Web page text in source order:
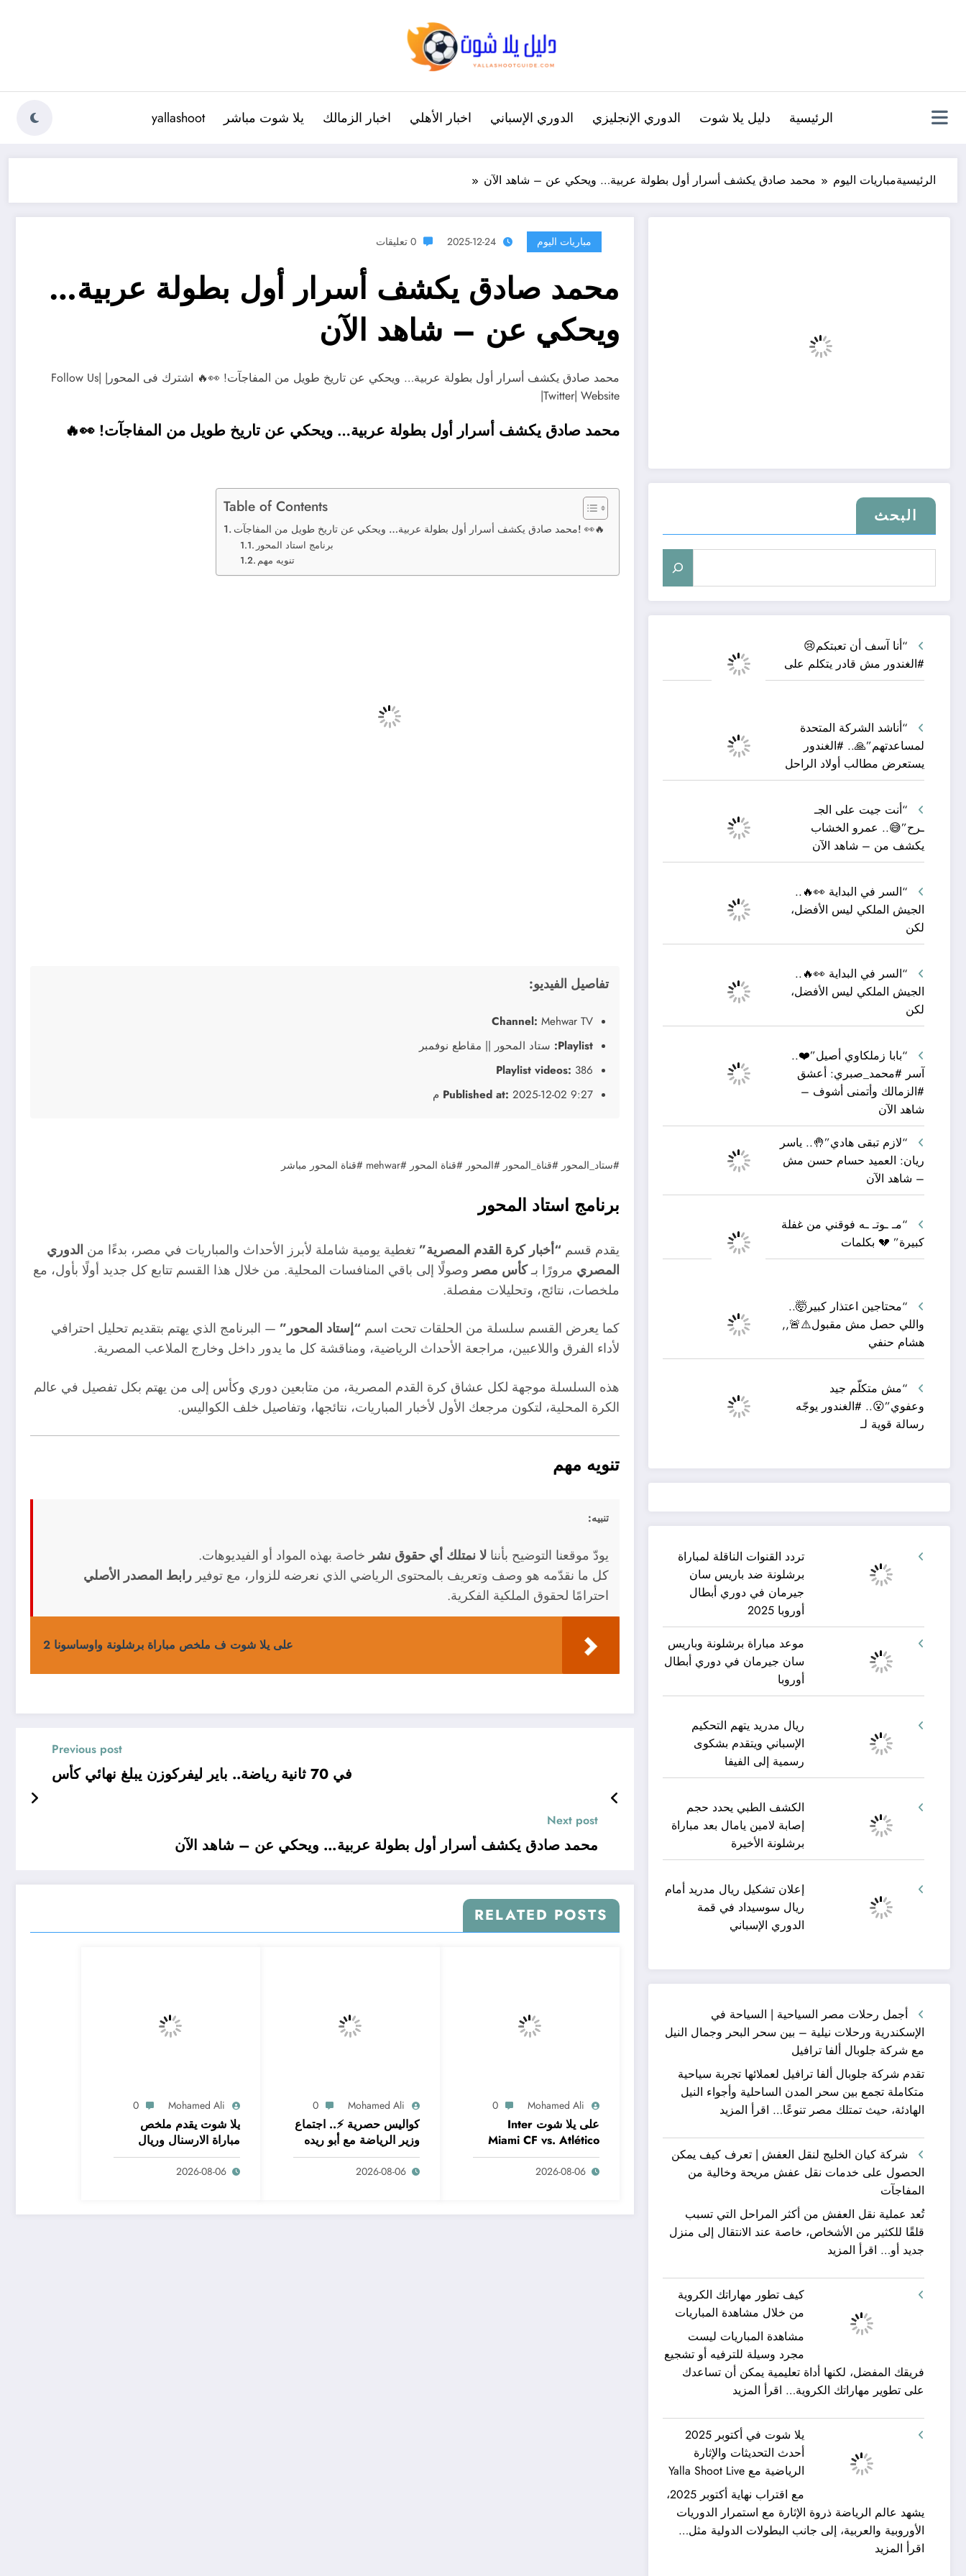
الرئيسية دليل يلا شوت الدوري الإنجليزي الدوري الإسباني اخبار الأهلي اخبار الزمالك يلا شوت مباشر yallashoot
الرئيسيةمباريات اليوم محمد صادق يكشف أسرار أول بطولة عربية… ويحكي عن – شاهد الآن
البحث
“أنا آسف أن تعبتكم😢
#الغندور مش قادر يتكلم على
“أناشد الشركة المتحدة
لمساعدتهم”🙏.. #الغندور
يستعرض مطالب أولاد الراحل
“أنت جيت على الجـ
ـرح”😅.. عمرو الخشاب
يكشف من – شاهد الآن
“السر في البداية 👀🔥..
الجيش الملكي ليس الأفضل،
لكن
“السر في البداية 👀🔥..
الجيش الملكي ليس الأفضل،
لكن
“بابا زملكاوي أصيل”❤️..
آسر #محمد_صبري: أعشق
#الزمالك وأتمنى أشوف –
شاهد الآن
“لازم تبقى هادي”🤚.. ياسر
ريان: العميد حسام حسن مش
– شاهد الآن
“مـ ـوتـ ـه فوقني من غفلة
كبيرة” 💔 بكلمات
“محتاجين اعتذار كبير🤯..
واللي حصل مش مقبول⚠️🚨,,
هشام حنفي
“مش متكلّم جيد
وعفوي”😮.. #الغندور يوجّه
رسالة قوية لـ
تردد القنوات الناقلة لمباراة
برشلونة ضد باريس سان
جيرمان في دوري أبطال
أوروبا 2025
موعد مباراة برشلونة وباريس
سان جيرمان في دوري أبطال
أوروبا
ريال مدريد يتهم التحكيم
الإسباني ويتقدم بشكوى
رسمية إلى الفيفا
الكشف الطبي يحدد حجم
إصابة لامين يامال بعد مباراة
برشلونة الأخيرة
إعلان تشكيل ريال مدريد أمام
ريال سوسيداد في قمة
الدوري الإسباني
أجمل رحلات مصر السياحية | السياحة في
الإسكندرية ورحلات نيلية – بين سحر البحر وجمال النيل
مع شركة جلوبال ألفا ترافيل
تقدم شركة جلوبال ألفا ترافيل لعملائها تجربة سياحية
متكاملة تجمع بين سحر المدن الساحلية وأجواء النيل
الهادئة، حيث تمتلك مصر تنوعًا… اقرأ المزيد
مصر
السياحية
السياحة
في
نيلية
–
سحر
البحر
وجمال
مع
شركة
جلوبال
ألفا
ترافيل
شركة كيان الخليج لنقل العفش | تعرف كيف يمكن
الحصول على خدمات نقل عفش مريحة وخالية من
المفاجآت
تُعد عملية نقل العفش من أكثر المراحل التي تسبب
قلقًا للكثير من الأشخاص، خاصة عند الانتقال إلى منزل
جديد أو… اقرأ المزيد
الخليج
العفش
تعرف
كيف
الحصول
خدمات
عفش
مريحة
وخالية
كيف تطور مهاراتك الكروية
من خلال مشاهدة المباريات
مشاهدة المباريات ليست
مجرد وسيلة للترفيه أو تشجيع
فريقك المفضل، لكنها أداة تعليمية يمكن أن تساعدك
على تطوير مهاراتك الكروية… اقرأ المزيد
مهاراتك
الكروية
من
خلال
مشاهدة
المباريات
يلا شوت في أكتوبر 2025
أحدث التحديثات والإثارة
الرياضية مع Yalla Shoot Live
مع اقتراب نهاية أكتوبر 2025،
يشهد عالم الرياضة ذروة الإثارة مع استمرار الدوريات
الأوروبية والعربية، إلى جانب البطولات الدولية مثل…
اقرأ المزيد
مباريات اليوم 2025-12-24 0 تعليقات
محمد صادق يكشف أسرار أول بطولة عربية…
ويحكي عن – شاهد الآن
محمد صادق يكشف أسرار أول بطولة عربية… ويحكي عن تاريخ طويل من المفاجآت! 👀🔥 اشترك فى المحور| Follow Us|
Twitter| Website|
محمد صادق يكشف أسرار أول بطولة عربية… ويحكي عن تاريخ طويل من المفاجآت! 👀🔥
Table of Contents
محمد صادق يكشف أسرار أول بطولة عربية… ويحكي عن تاريخ طويل من المفاجآت! 👀🔥
برنامج استاد المحور
تنويه مهم
تفاصيل الفيديو:
Channel: Mehwar TV
Playlist: ستاد المحور || مقاطع نوفمبر
Playlist videos: 386
Published at: 2025-12-02 9:27 م
#ستاد_المحور #قناة_المحور #المحور #قناة المحور #mehwar #قناة المحور مباشر
برنامج استاد المحور
يقدم قسم “أخبار كرة القدم المصرية” تغطية يومية شاملة لأبرز الأحداث والمباريات في مصر، بدءًا من الدوري
المصري مرورًا بـكأس مصر وصولًا إلى باقي المنافسات المحلية. من خلال هذا القسم تتابع كل جديد أولًا بأول، مع
ملخصات، نتائج، وتحليلات مفصلة.
كما يعرض القسم سلسلة من الحلقات تحت اسم “إستاد المحور” — البرنامج الذي يهتم بتقديم تحليل احترافي
لأداء الفرق واللاعبين، مراجعة الأحداث الرياضية، ومناقشة كل ما يدور داخل وخارج الملاعب المصرية.
هذه السلسلة موجهة لكل عشاق كرة القدم المصرية، من متابعين دوري وكأس إلى من يهتم بكل تفصيل في عالم
الكرة المحلية، لتكون مرجعك الأول لأخبار المباريات، نتائجها، وتفاصيل خلف الكواليس.
تنويه مهم
تنبيه:
يودّ موقعنا التوضيح بأننالا نمتلك أي حقوق نشر خاصة بهذه المواد أو الفيديوهات.
كل ما نقدّمه هو وصف وتعريف بالمحتوى الرياضي الذي نعرضه للزوار، مع توفيررابط المصدر الأصلي
احترامًا لحقوق الملكية الفكرية.
على يلا شوت ف ملخص مباراة برشلونة واوساسونا 2
Previous post
في 70 ثانية رياضة.. باير ليفركوزن يبلغ نهائي كأس
Next post
محمد صادق يكشف أسرار أول بطولة عربية… ويحكي عن – شاهد الآن
RELATED POSTS
Mohamed Ali
0
على يلا شوت Inter
Miami CF vs. Atlético
San Luis | Leagues
2026-08-06
Mohamed Ali
0
كواليس حصرية ⚡.. اجتماع
وزير الرياضة مع أبو ريده
– شاهد الآن
2026-08-06
Mohamed Ali
0
يلا شوت يقدم ملخص
مباراة الارسنال وريال
بيتيس 1
2026-08-06